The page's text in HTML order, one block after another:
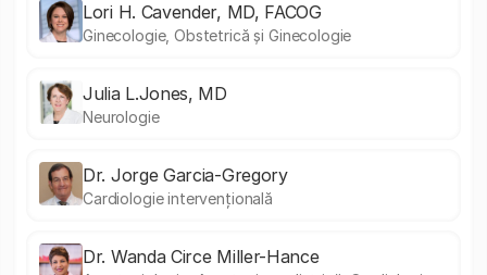
Lori H. Cavender, MD, FACOG
Ginecologie, Obstetrică și Ginecologie
Julia L.Jones, MD
Neurologie
Dr. Jorge Garcia-Gregory
Cardiologie intervențională
Dr. Wanda Circe Miller-Hance